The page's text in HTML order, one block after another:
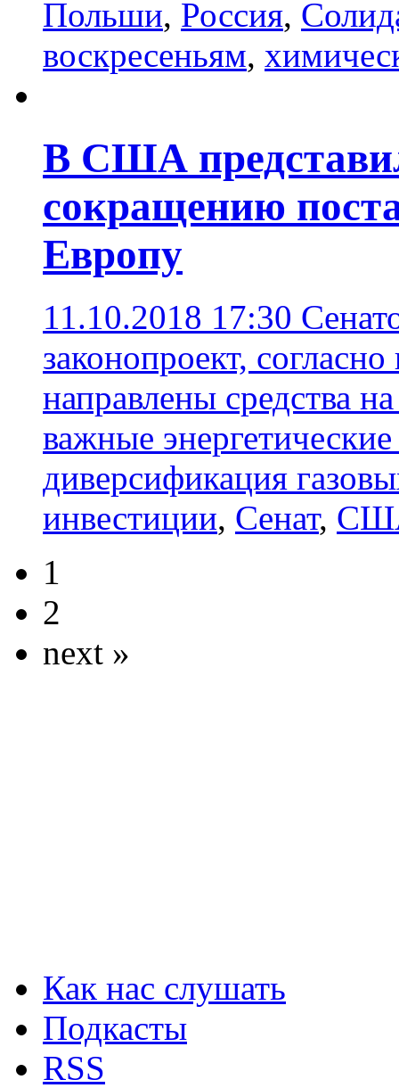
Польши, Россия,
воскресеньям,
В США
сокращению
Европу
11.10.2018 17:30
законопроект,
направлены средства
важные
диверсификация
инвестиции, Сенат,
1
2
next »
Как нас слушать
Подкасты
RSS